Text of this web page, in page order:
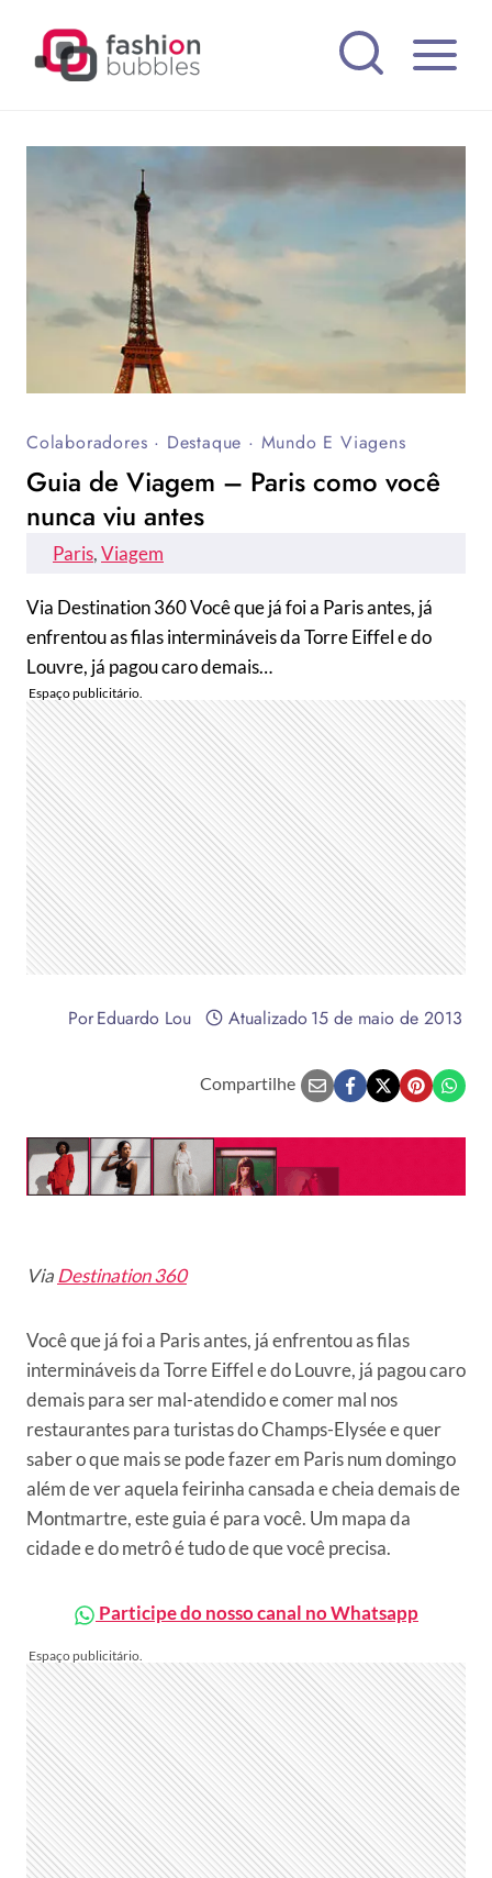
Colaboradores · Destaque · Mundo E Viagens
Guia de Viagem – Paris como você
nunca viu antes
Paris, Viagem
Via Destination 360 Você que já foi a Paris antes, já
enfrentou as filas intermináveis da Torre Eiffel e do
Louvre, já pagou caro demais…
PorEduardo Lou Atualizado15 de maio de 2013
Compartilhe
ViaDestination 360
Você que já foi a Paris antes, já enfrentou as filas
intermináveis da Torre Eiffel e do Louvre, já pagou caro
demais para ser mal-atendido e comer mal nos
restaurantes para turistas do Champs-Elysée e quer
saber o que mais se pode fazer em Paris num domingo
além de ver aquela feirinha cansada e cheia demais de
Montmartre, este guia é para você. Um mapa da
cidade e do metrô é tudo de que você precisa.
Participe do nosso canal no Whatsapp